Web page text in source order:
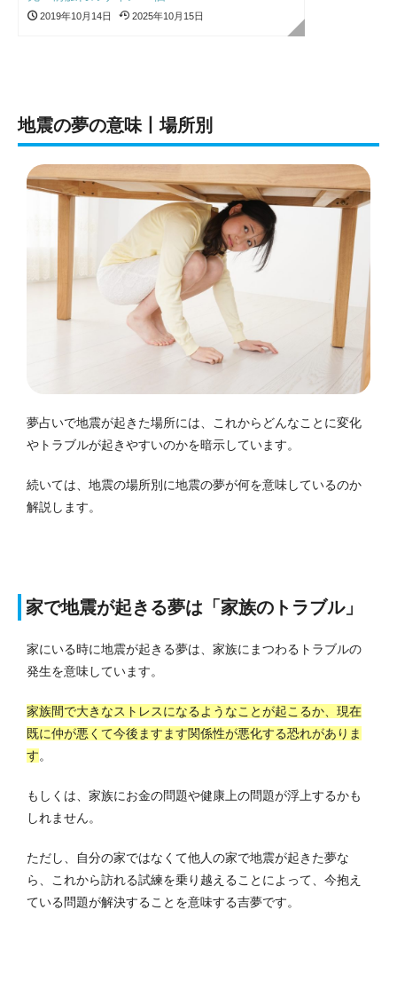
2019年10月14日 2025年10月15日
地震の夢の意味丨場所別
夢占いで地震が起きた場所には、これからどんなことに変化
やトラブルが起きやすいのかを暗示しています。
続いては、地震の場所別に地震の夢が何を意味しているのか
解説します。
家で地震が起きる夢は「家族のトラブル」
家にいる時に地震が起きる夢は、家族にまつわるトラブルの
発生を意味しています。
家族間で大きなストレスになるようなことが起こるか、現在
既に仲が悪くて今後ますます関係性が悪化する恐れがありま
す。
もしくは、家族にお金の問題や健康上の問題が浮上するかも
しれません。
ただし、自分の家ではなくて他人の家で地震が起きた夢な
ら、これから訪れる試練を乗り越えることによって、今抱え
ている問題が解決することを意味する吉夢です。